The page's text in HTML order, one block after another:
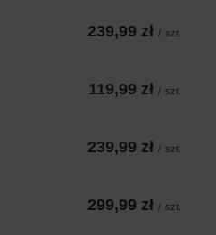
239,99 zł / szt.
119,99 zł / szt.
239,99 zł / szt.
299,99 zł / szt.